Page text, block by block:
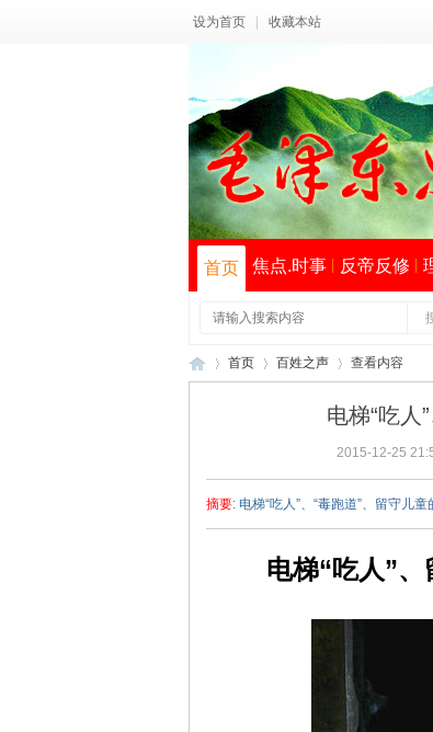
设为首页 收藏本站
首页 焦点.时事 反帝反修
首页 百姓之声 查看内容
电梯“吃
2015-12-25
摘要: 电梯“吃人”、“毒跑道”、留守儿
电梯“吃人”